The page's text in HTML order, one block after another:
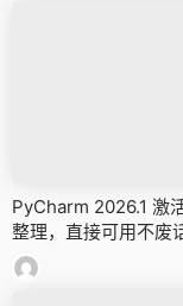
PyCharm 2026.1 激
整理，直接可用不废